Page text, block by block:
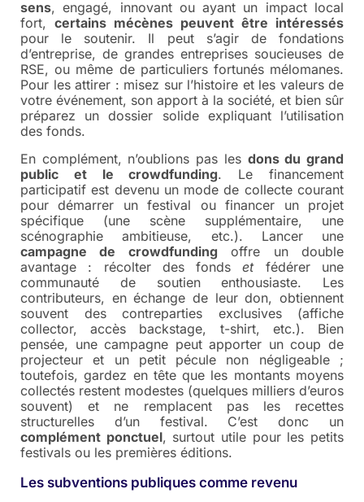
sens, engagé, innovant ou ayant un impact local
fort, certains mécènes peuvent être intéressés
pour le soutenir. Il peut s’agir de fondations
d’entreprise, de grandes entreprises soucieuses de
RSE, ou même de particuliers fortunés mélomanes.
Pour les attirer : misez sur l’histoire et les valeurs de
votre événement, son apport à la société, et bien sûr
préparez un dossier solide expliquant l’utilisation
des fonds.
En complément, n’oublions pas les dons du grand
public et le crowdfunding. Le financement
participatif est devenu un mode de collecte courant
pour démarrer un festival ou financer un projet
spécifique (une scène supplémentaire, une
scénographie ambitieuse, etc.). Lancer une
campagne de crowdfunding offre un double
avantage : récolter des fondsetfédérer une
communauté de soutien enthousiaste. Les
contributeurs, en échange de leur don, obtiennent
souvent des contreparties exclusives (affiche
collector, accès backstage, t-shirt, etc.). Bien
pensée, une campagne peut apporter un coup de
projecteur et un petit pécule non négligeable ;
toutefois, gardez en tête que les montants moyens
collectés restent modestes (quelques milliers d’euros
souvent) et ne remplacent pas les recettes
structurelles d’un festival. C’est donc un
complément ponctuel, surtout utile pour les petits
festivals ou les premières éditions.
Les subventions publiques comme revenu